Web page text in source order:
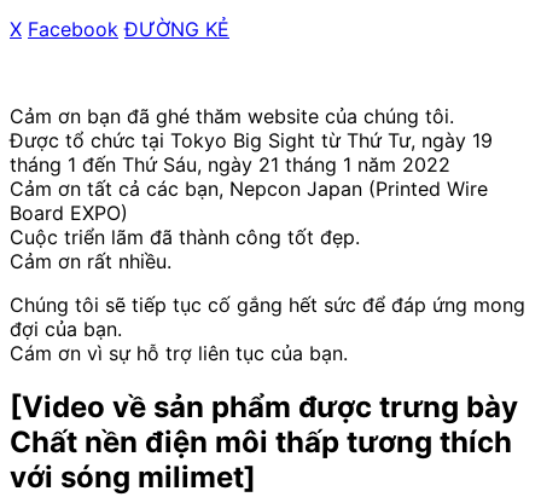
X Facebook ​ ​ĐƯỜNG KẺ
Cảm ơn bạn đã ghé thăm website của chúng tôi.
Được tổ chức tại Tokyo Big Sight từ Thứ Tư, ngày 19
tháng 1 đến Thứ Sáu, ngày 21 tháng 1 năm 2022
Cảm ơn tất cả các bạn, Nepcon Japan (Printed Wire
Board EXPO)
Cuộc triển lãm đã thành công tốt đẹp.
Cảm ơn rất nhiều.
Chúng tôi sẽ tiếp tục cố gắng hết sức để đáp ứng mong
đợi của bạn.
Cám ơn vì sự hỗ trợ liên tục của bạn.
[Video về sản phẩm được trưng bày
Chất nền điện môi thấp tương thích
với sóng milimet]